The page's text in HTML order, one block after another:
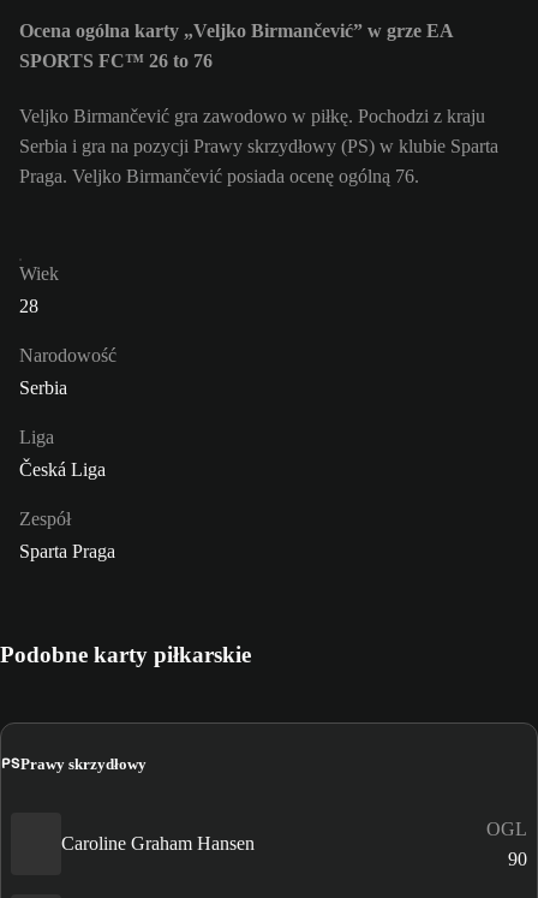
Ocena ogólna karty „Veljko Birmančević” w grze EA
SPORTS FC™ 26 to 76
Veljko Birmančević gra zawodowo w piłkę. Pochodzi z kraju
Serbia i gra na pozycji Prawy skrzydłowy (PS) w klubie Sparta
Praga. Veljko Birmančević posiada ocenę ogólną 76.
Wiek
28
Narodowość
Serbia
Liga
Česká Liga
Zespół
Sparta Praga
Podobne karty piłkarskie
PSPrawy skrzydłowy
Caroline Graham Hansen
OGL
90